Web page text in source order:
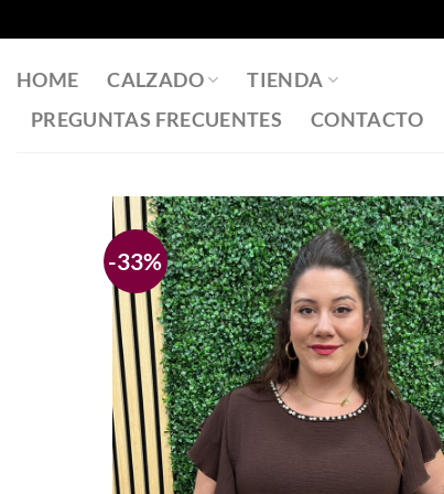
HOME CALZADO
TIENDA
PREGUNTAS FRECUENTES
CONTACTO
-33%